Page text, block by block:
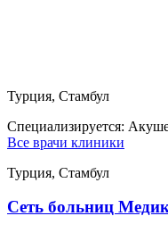
Турция, Стамбул
Специализируется:
Все врачи клиники
Турция, Стамбул
Сеть больниц